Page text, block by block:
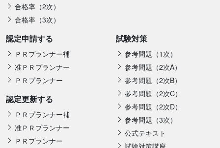
合格率（2次）
合格率（3次）
認定申請する
ＰＲプランナー補
准ＰＲプランナー
ＰＲプランナー
認定更新する
ＰＲプランナー補
准ＰＲプランナー
ＰＲプランナー
試験対策
参考問題（1次）
参考問題（2次A）
参考問題（2次B）
参考問題（2次C）
参考問題（2次D）
参考問題（3次）
公式テキスト
試験対策講座